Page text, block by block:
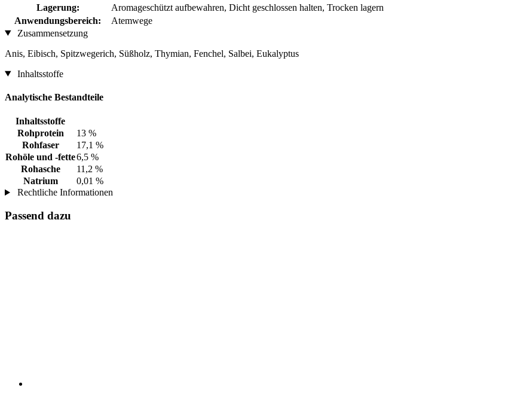
Lagerung:
Aromageschützt aufbewahren, Dicht geschlossen halten, Trocken lagern
Anwendungsbereich:
Atemwege
Zusammensetzung
Anis, Eibisch, Spitzwegerich, Süßholz, Thymian, Fenchel, Salbei, Eukalyptus
Inhaltsstoffe
Analytische Bestandteile
Inhaltsstoffe
Rohprotein
13 %
Rohfaser
17,1 %
Rohöle und -fette6,5 %
Rohasche
11,2 %
Natrium
0,01 %
Rechtliche Informationen
Passend dazu